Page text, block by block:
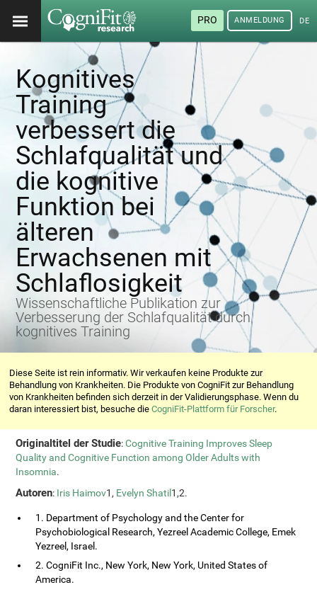
PRO ANMELDUNG
Kognitives
Training
verbessert die
Schlafqualität und
die kognitive
Funktion bei
älteren
Erwachsenen mit
Schlaflosigkeit
Wissenschaftliche Publikation zur
Verbesserung der Schlafqualität durch
kognitives Training
Diese Seite ist rein informativ. Wir verkaufen keine Produkte zur
Behandlung von Krankheiten. Die Produkte von CogniFit zur Behandlung
von Krankheiten befinden sich derzeit in der Validierungsphase. Wenn du
daran interessiert bist, besuche dieCogniFit-Plattform für Forscher.
Originaltitel der Studie:Cognitive Training Improves Sleep
Quality and Cognitive Function among Older Adults with
Insomnia.
Autoren: Iris Haimov1, Evelyn Shatil 1,2.
1. Department of Psychology and the Center for
Psychobiological Research, Yezreel Academic College, Emek
Yezreel, Israel.
2. CogniFit Inc., New York, New York, United States of
America.